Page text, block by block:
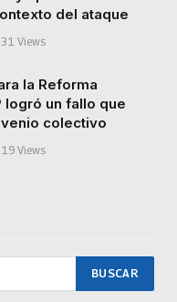
del ataque
31 Views
la Reforma
logró un fallo que
colectivo
19 Views